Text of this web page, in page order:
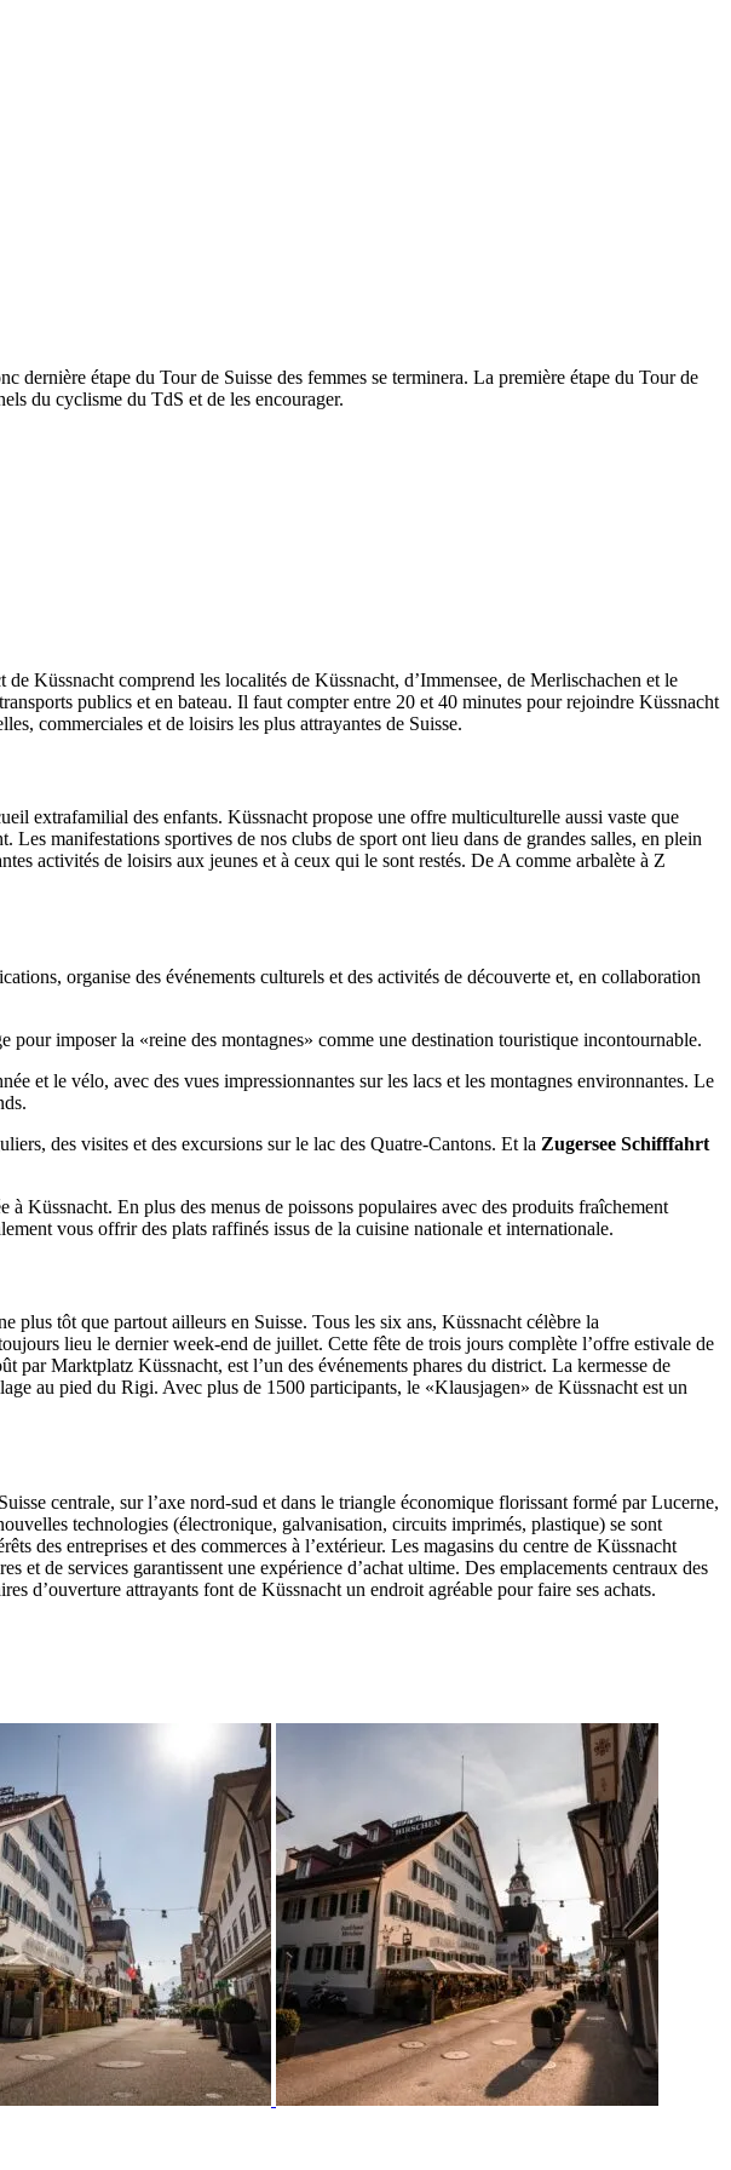
étape du Tour de Suisse des femmes se terminera. La première étape du Tour de
du cyclisme du TdS et de les encourager.
Küssnacht comprend les localités de Küssnacht, d’Immensee, de Merlischachen et le
publics et en bateau. Il faut compter entre 20 et 40 minutes pour rejoindre Küssnacht
commerciales et de loisirs les plus attrayantes de Suisse.
extrafamilial des enfants. Küssnacht propose une offre multiculturelle aussi vaste que
Les manifestations sportives de nos clubs de sport ont lieu dans de grandes salles, en plein
activités de loisirs aux jeunes et à ceux qui le sont restés. De A comme arbalète à Z
organise des événements culturels et des activités de découverte et, en collaboration
pour imposer la «reine des montagnes» comme une destination touristique incontournable.
et le vélo, avec des vues impressionnantes sur les lacs et les montagnes environnantes. Le
des visites et des excursions sur le lac des Quatre-Cantons. Et la Zugersee Schifffahrt
Küssnacht. En plus des menus de poissons populaires avec des produits fraîchement
vous offrir des plats raffinés issus de la cuisine nationale et internationale.
tôt que partout ailleurs en Suisse. Tous les six ans, Küssnacht célèbre la
lieu le dernier week-end de juillet. Cette fête de trois jours complète l’offre estivale de
Marktplatz Küssnacht, est l’un des événements phares du district. La kermesse de
au pied du Rigi. Avec plus de 1500 participants, le «Klausjagen» de Küssnacht est un
centrale, sur l’axe nord-sud et dans le triangle économique florissant formé par Lucerne,
technologies (électronique, galvanisation, circuits imprimés, plastique) se sont
des entreprises et des commerces à l’extérieur. Les magasins du centre de Küssnacht
et de services garantissent une expérience d’achat ultime. Des emplacements centraux des
d’ouverture attrayants font de Küssnacht un endroit agréable pour faire ses achats.